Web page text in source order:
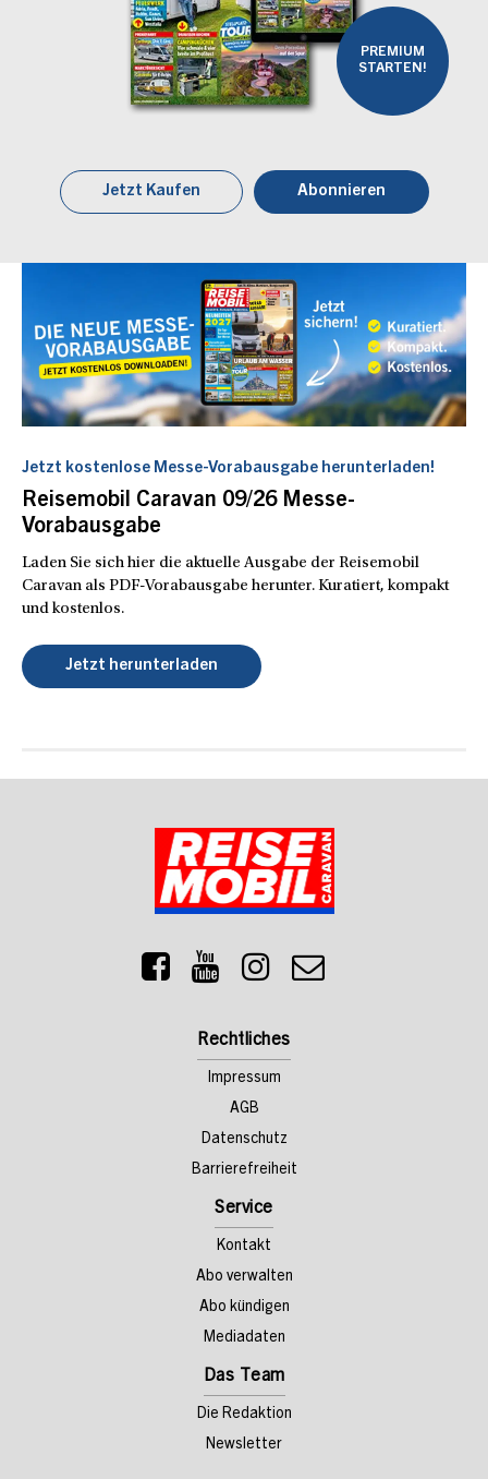
PREMIUM
STARTEN!
Jetzt Kaufen Abonnieren
Jetzt kostenlose Messe-Vorabausgabe herunterladen!
Reisemobil Caravan 09/26 Messe-
Vorabausgabe
Laden Sie sich hier die aktuelle Ausgabe der Reisemobil
Caravan als PDF-Vorabausgabe herunter. Kuratiert, kompakt
und kostenlos.
Jetzt herunterladen
Rechtliches
Impressum
AGB
Datenschutz
Barrierefreiheit
Service
Kontakt
Abo verwalten
Abo kündigen
Mediadaten
Das Team
Die Redaktion
Newsletter